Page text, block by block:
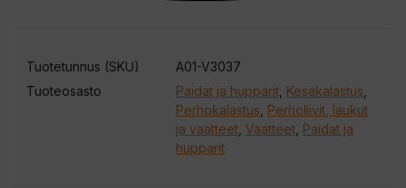
Tuotetunnus (SKU)
A01-V3037
Tuoteosasto
Paidat ja hupparit, Kesäkalastus,
Perhokalastus, Perholiivit, laukut
ja vaatteet, Vaatteet, Paidat ja
hupparit